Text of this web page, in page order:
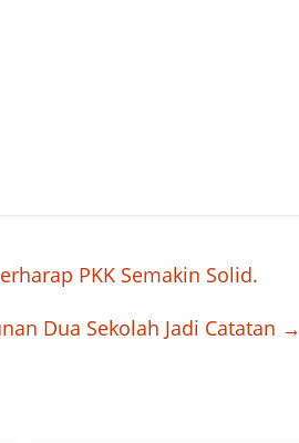
PKK Semakin Solid.
Dua Sekolah Jadi Catatan →